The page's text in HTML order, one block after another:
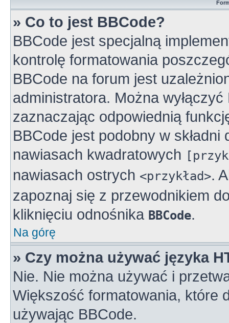
» Co to jest BBCode?
BBCode jest specjalną
kontrolę formatowania
BBCode na forum jest
administratora. Można
zaznaczając odpowiednią
BBCode jest podobny w
nawiasach kwadratowych
nawiasach ostrych <przykład>.
zapoznaj się z przewodnikiem
kliknięciu odnośnika BBCode.
Na górę
» Czy można używać języka
Nie. Nie można używać i
Większość formatowania, które
używając BBCode.